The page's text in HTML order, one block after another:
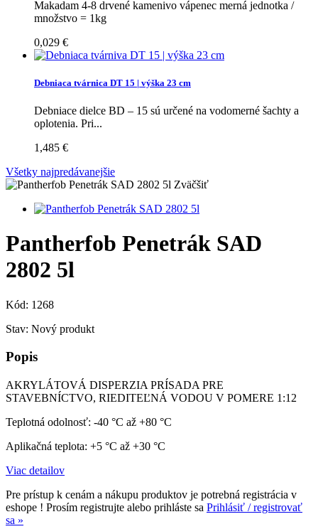
Makadam 4-8 drvené kamenivo vápenec merná jednotka /
množstvo = 1kg
0,029 €
Debniaca tvárnica DT 15 | výška 23 cm
Debniace dielce BD – 15 sú určené na vodomerné šachty a
oplotenia. Pri...
1,485 €
Všetky najpredávanejšie
Zväčšiť
Pantherfob Penetrák SAD
2802 5l
Kód: 1268
Stav: Nový produkt
Popis
AKRYLÁTOVÁ DISPERZIA PRÍSADA PRE
STAVEBNÍCTVO, RIEDITEĽNÁ VODOU V POMERE 1:12
Teplotná odolnosť: -40 °C až +80 °C
Aplikačná teplota: +5 °C až +30 °C
Viac detailov
Pre prístup k cenám a nákupu produktov je potrebná registrácia v
eshope ! Prosím registrujte alebo prihláste sa Prihlásiť / registrovať
sa »